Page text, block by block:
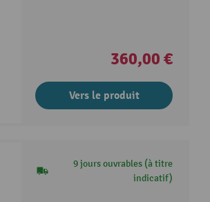
360,00 €
Vers le produit
9 jours ouvrables (à titre
indicatif)